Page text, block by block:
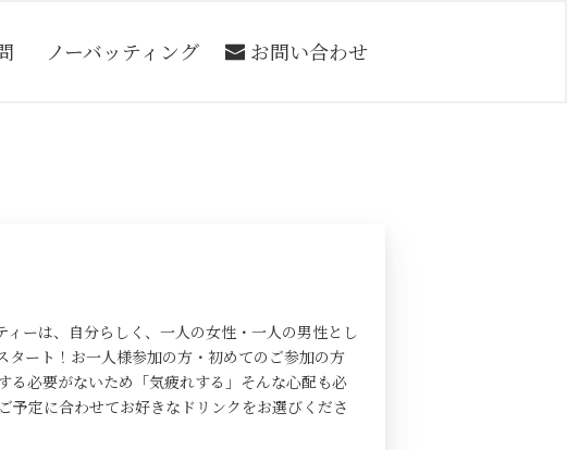
ノーバッティング お問い合わせ
ーは、自分らしく、一人の女性・一人の男性とし
ート！お一人様参加の方・初めてのご参加の方
る必要がないため「気疲れする」そんな心配も必
定に合わせてお好きなドリンクをお選びくださ